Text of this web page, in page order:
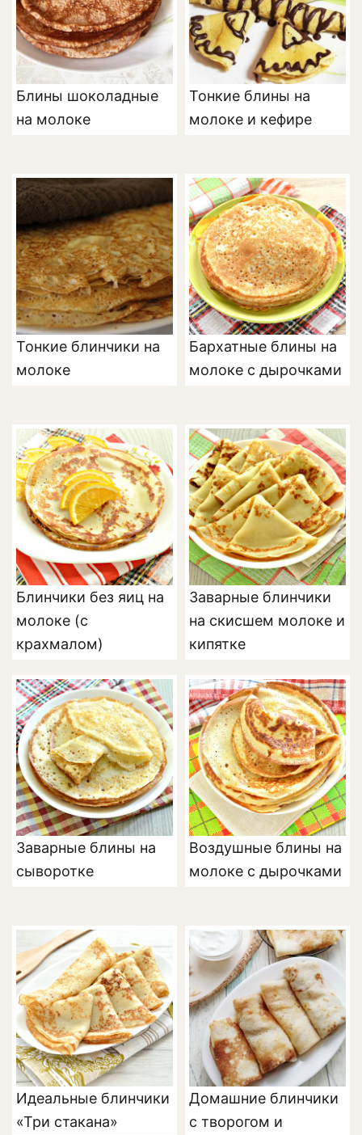
Блины шоколадные
на молоке
Тонкие блины на
молоке и кефире
Тонкие блинчики на
молоке
Бархатные блины на
молоке с дырочками
Блинчики без яиц на
молоке (с
крахмалом)
Заварные блинчики
на скисшем молоке и
кипятке
Заварные блины на
сыворотке
Воздушные блины на
молоке с дырочками
Идеальные блинчики
«Три стакана»
Домашние блинчики
с творогом и